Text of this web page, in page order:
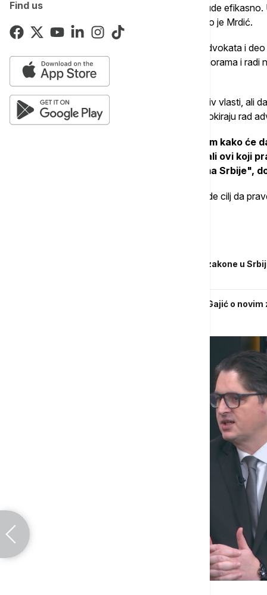
Find uszašto advokatima smeta da pravosuđe bude
utiču na lošiji ili bolji rad advokature", kazao je Mrdić.
Kako je dodao, očigledno je da je grupa advokata i
zloupotrebilo svoj položaj koji imaju u komorama i radi
advokature.
Mrdić ističe da je legitimno da se bore protiv vlasti, ali
koje imaju u advokatskim komorama da blokiraju rad
"Male advokatske kancelarije, ne znam kako će
kancelarije imaju veći broj advokata, ali ovi koji
nanose štete advokaturi, a i građanima Srbije",
Ukazao je da bi advokatima trebalo da bude cilj da
Brisel upozorava na nove pravosudne zakone u
Pravosudne reforme u Srbiji: Milinčić i Gajić o